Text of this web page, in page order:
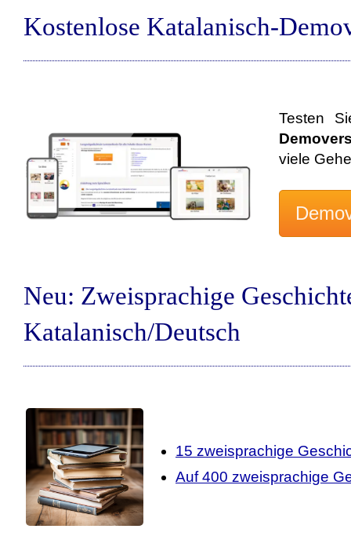
Kostenlose Katalanisch-
Testen
viele
Neu: Zweisprachige
Katalanisch/Deutsch
15 zweisprachige
Auf 400 zweisprachige